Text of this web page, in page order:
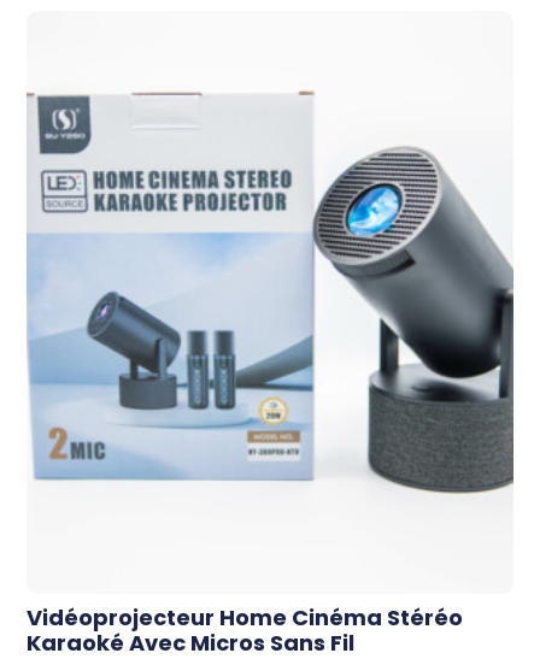
Vidéoprojecteur Home Cinéma Stéréo
Karaoké Avec Micros Sans Fil